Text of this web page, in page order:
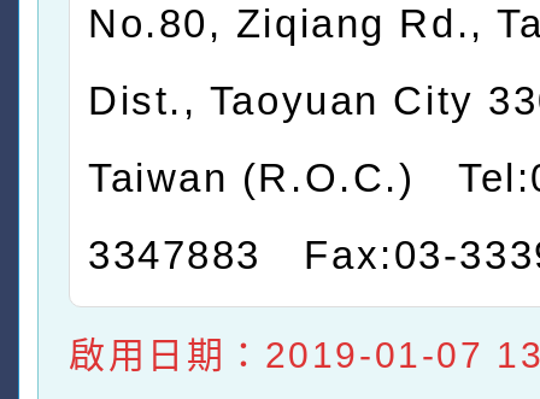
No.80, Ziqiang Rd.,
Dist., Taoyuan City
Taiwan (R.O.C.)
3347883 Fax:03-
啟用日期：2019-01-07